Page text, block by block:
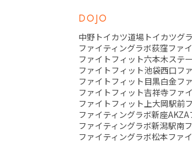
DOJO
中野トイカツ道場 トイカツグ
ファイティングラボ荻窪ファ
ファイトフィット六本木ステ
ファイトフィット池袋西口フ
ファイトフィット目黒白金フ
ファイトフィット吉祥寺ファ
ファイトフィット上大岡駅前
ファイティングラボ新座AKZA
ファイティングラボ新潟駅南
ファイティングラボ松本ファ